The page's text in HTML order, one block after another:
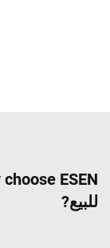
للبيع?